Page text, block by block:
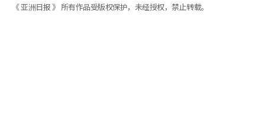
《 亚洲日报 》 所有作品受版权保护，未经授权，禁止转载。